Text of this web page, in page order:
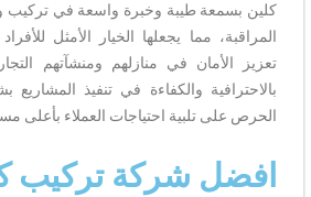
كلين بسمعة طيبة وخبرة واسعة في تركيب
المراقبة، مما يجعلها الخيار الأمثل
تعزيز الأمان في منازلهم ومنشآتهم
بالاحترافية والكفاءة في تنفيذ
الحرص على تلبية احتياجات العملاء بأعلى
افضل شركة تركيب